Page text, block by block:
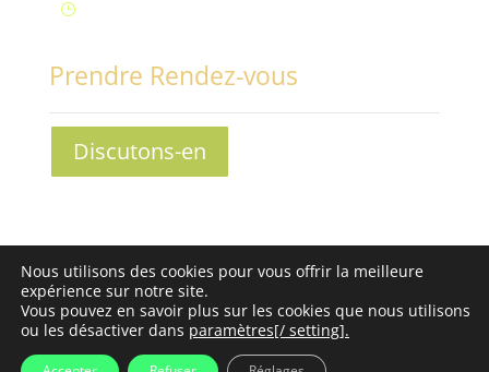
}
Prendre Rendez-vous
Discutons-en
droits réservés -Mentions légales - Conditions
Générales de Vente
Nous utilisons des cookies pour vous offrir la meilleure
expérience sur notre site.
Vous pouvez en savoir plus sur les cookies que nous utilisons
ou les désactiver dans paramètres[/ setting].